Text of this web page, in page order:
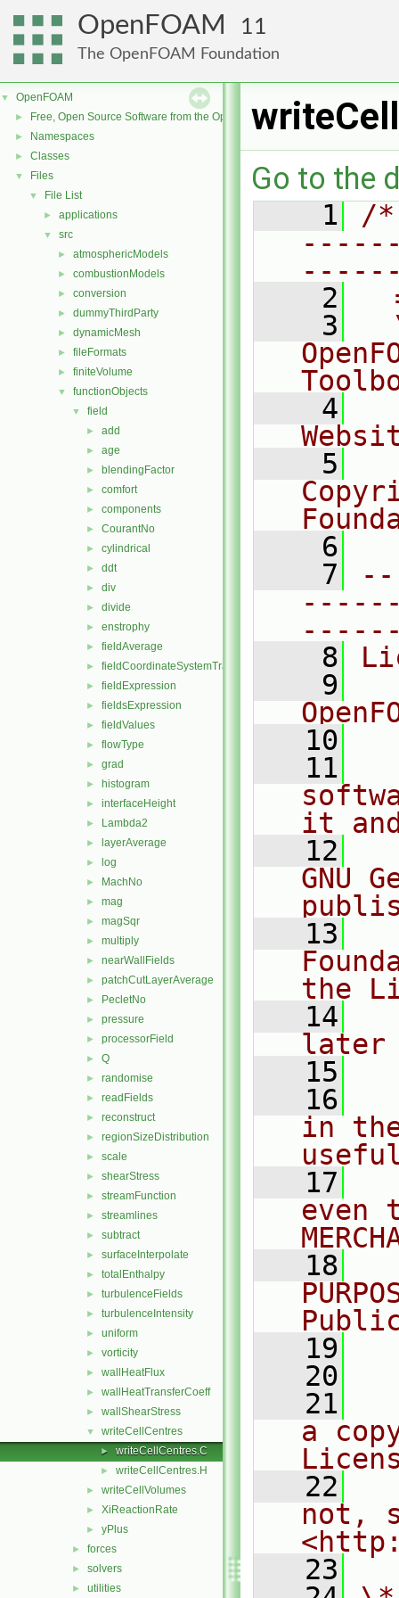
OpenFOAM 11
The OpenFOAM Foundation
▼ OpenFOAM
► Free, Open Source Software from the OpenFOAM Foundation
► Namespaces
► Classes
▼ Files
▼ File List
► applications
▼ src
► atmosphericModels
► combustionModels
► conversion
► dummyThirdParty
► dynamicMesh
► fileFormats
► finiteVolume
▼ functionObjects
▼ field
► add
► age
► blendingFactor
► comfort
► components
► CourantNo
► cylindrical
► ddt
► div
► divide
► enstrophy
► fieldAverage
► fieldCoordinateSystemTransform
► fieldExpression
► fieldsExpression
► fieldValues
► flowType
► grad
► histogram
► interfaceHeight
► Lambda2
► layerAverage
► log
► MachNo
► mag
► magSqr
► multiply
► nearWallFields
► patchCutLayerAverage
► PecletNo
► pressure
► processorField
► Q
► randomise
► readFields
► reconstruct
► regionSizeDistribution
► scale
► shearStress
► streamFunction
► streamlines
► subtract
► surfaceInterpolate
► totalEnthalpy
► turbulenceFields
► turbulenceIntensity
► uniform
► vorticity
► wallHeatFlux
► wallHeatTransferCoeff
► wallShearStress
▼ writeCellCentres
► writeCellCentres.C
► writeCellCentres.H
► writeCellVolumes
► XiReactionRate
► yPlus
► forces
► solvers
► utilities
Go to the
    1
/
    2
    3
    4
    5
    6
    7
    8
    9
   10
   11
it
   12
GNU
   13
the
   14
later
   15
   16
in
   17
even
   18
   19
   20
   21
a
   22
not,
   23